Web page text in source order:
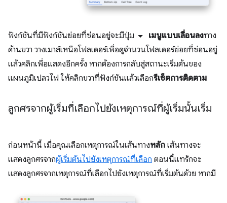
ฟังก์ชันที่มีฟังก์ชันย่อยที่ซ่อนอยู่จะมีปุ่ม arrow_drop_down เมนูแบบเลื่อนลงทาง
ด้านขวา วางเมาส์เหนือโฟลเดอร์เพื่อดูจำนวนโฟลเดอร์ย่อยที่ซ่อนอยู่
แล้วคลิกเพื่อแสดงอีกครั้ง หากต้องการกลับสู่สถานะเริ่มต้นของ
แผนภูมิเปลวไฟ ให้คลิกขวาที่ฟังก์ชันแล้วเลือกรีเซ็ตการติดตาม
ลูกศรจากผู้เริ่มที่เลือกไปยังเหตุการณ์ที่ผู้เริ่มนั้นเริ่ม
ก่อนหน้านี้ เมื่อคุณเลือกเหตุการณ์ในเส้นทางหลัก เส้นทางจะ
แสดงลูกศรจากผู้เริ่มต้นไปยังเหตุการณ์ที่เลือก ตอนนี้แทร็กจะ
แสดงลูกศรจากเหตุการณ์ที่เลือกไปยังเหตุการณ์ที่เริ่มต้นด้วย หากมี